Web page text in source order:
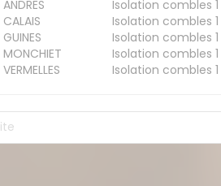
ANDRES Isolation combles 1
CALAIS Isolation combles 1
GUINES Isolation combles 1
MONCHIET Isolation combles 1
VERMELLES Isolation combles 1